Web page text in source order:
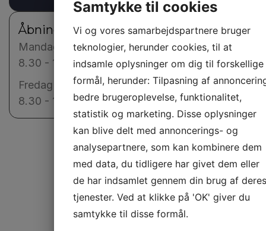
Åbningstider
Mandag - Torsdag
8.30 - 16.00
Fredag
8.30 - 14.00
HAR DU YDERLIGERE
SPØRGSMÅL?
Samtykke til cookies
Vi og vores samarbejdspartnere bruger
teknologier, herunder cookies, til at
indsamle oplysninger om dig til forskellige
formål, herunder: Tilpasning af
bedre brugeroplevelse, funktionalitet,
statistik og marketing. Disse oplysninger
kan blive delt med annoncerings- og
analysepartnere, som kan kombinere dem
med data, du tidligere har givet dem eller
de har indsamlet gennem din brug af deres
tjenester. Ved at klikke på 'OK' giver du
samtykke til disse formål.